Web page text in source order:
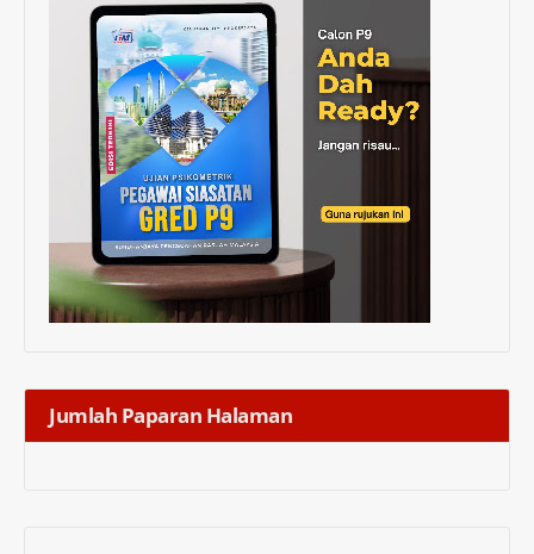
Jumlah Paparan Halaman